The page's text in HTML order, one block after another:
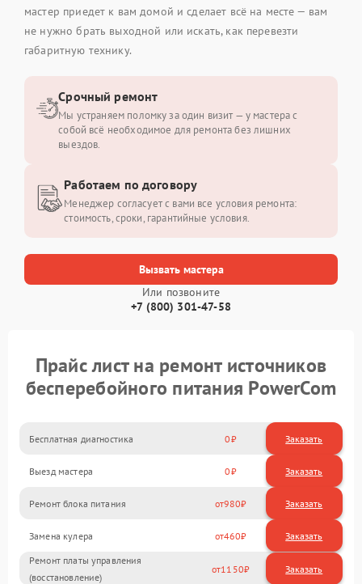
мастер приедет к вам домой и сделает всё на месте — вам
не нужно брать выходной или искать, как перевезти
габаритную технику.
Вызвать мастера
Или позвоните
+7 (800) 301-47-58
Срочный ремонт
Мы устраняем поломку за один визит — у мастера с
собой всё необходимое для ремонта без лишних
выездов.
Работаем по договору
Менеджер согласует с вами все условия ремонта:
стоимость, сроки, гарантийные условия.
Прайс лист на ремонт источников
бесперебойного питания PowerCom
Бесплатная диагностика 0 Заказать
Выезд мастера 0 Заказать
Ремонт блока питания 980
Замена кулера 460
Ремонт платы управления
(восстановление)
1150